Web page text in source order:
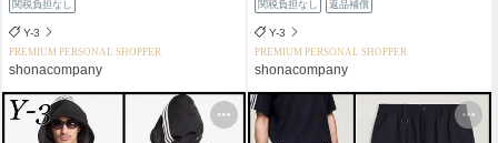
関税負担なし
Y-3
PREMIUM PERSONAL SHOPPER
shonacompany
関税負担なし 返品補償
Y-3
PREMIUM PERSONAL SHOPPER
shonacompany